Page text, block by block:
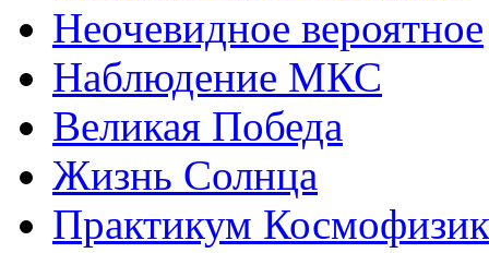
Неочевидное вероятное
Наблюдение МКС
Великая Победа
Жизнь Солнца
Практикум